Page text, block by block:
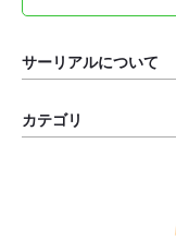
サーリアルについて
カテゴリ